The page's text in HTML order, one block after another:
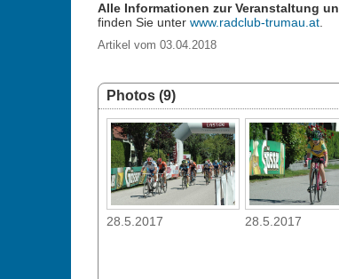
Alle Informationen zur Veranstaltung
finden Sie unter www.radclub-trumau.at.
Artikel vom 03.04.2018
Photos (9)
28.5.2017 28.5.2017